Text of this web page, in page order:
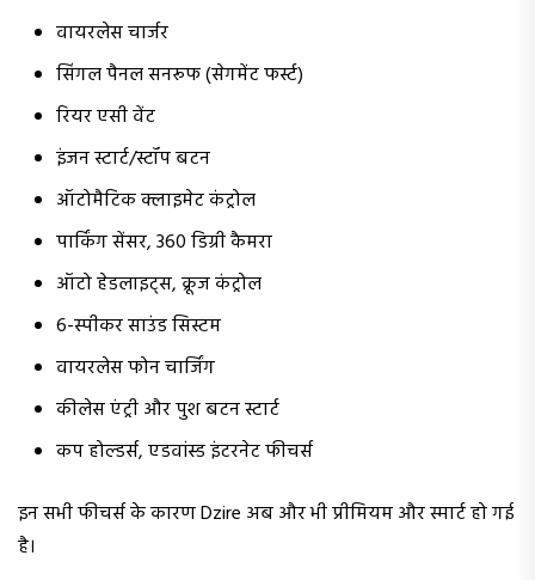
वायरलेस चार्जर
सिंगल पैनल सनरूफ (सेगमेंट फर्स्ट)
रियर एसी वेंट
इंजन स्टार्ट/स्टॉप बटन
ऑटोमैटिक क्लाइमेट कंट्रोल
पार्किंग सेंसर, 360 डिग्री कैमरा
ऑटो हेडलाइट्स, क्रूज कंट्रोल
6-स्पीकर साउंड सिस्टम
वायरलेस फोन चार्जिंग
कीलेस एंट्री और पुश बटन स्टार्ट
कप होल्डर्स, एडवांस्ड इंटरनेट फीचर्स
इन सभी फीचर्स के कारण Dzire अब और भी प्रीमियम और स्मार्ट हो गई
है।